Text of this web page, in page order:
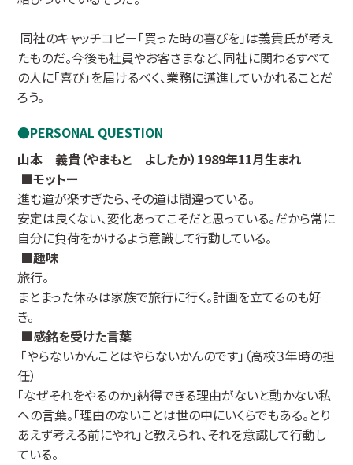
同社のキャッチコピー「買った時の喜びを」は義貴氏が考え
たものだ。今後も社員やお客さまなど、同社に関わるすべて
の人に「喜び」を届けるべく、業務に邁進していかれることだ
ろう。
PERSONAL QUESTION
山本 義貴（やまもと よしたか）1989年11月生まれ
■モットー
進む道が楽すぎたら、その道は間違っている。
安定は良くない、変化あってこそだと思っている。だから常に
自分に負荷をかけるよう意識して行動している。
■趣味
旅行。
まとまった休みは家族で旅行に行く。計画を立てるのも好
き。
■感銘を受けた言葉
「やらないかんことはやらないかんのです」（高校３年時の担
任）
「なぜそれをやるのか」納得できる理由がないと動かない私
への言葉。「理由のないことは世の中にいくらでもある。とり
あえず考える前にやれ」と教えられ、それを意識して行動し
ている。